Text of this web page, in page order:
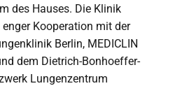
des Hauses. Die Klinik
Kooperation mit der
Berlin, MEDICLIN
dem Dietrich-Bonhoeffer-
Lungenzentrum